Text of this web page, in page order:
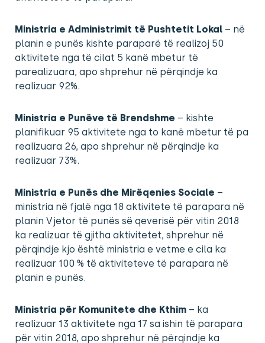
Ministria e Administrimit të Pushtetit Lokal – në
planin e punës kishte paraparë të realizoj 50
aktivitete nga të cilat 5 kanë mbetur të
parealizuara, apo shprehur në përqindje ka
realizuar 92%.
Ministria e Punëve të Brendshme – kishte
planifikuar 95 aktivitete nga to kanë mbetur të pa
realizuara 26, apo shprehur në përqindje ka
realizuar 73%.
Ministria e Punës dhe Mirëqenies Sociale –
ministria në fjalë nga 18 aktivitete të parapara në
planin Vjetor të punës së qeverisë për vitin 2018
ka realizuar të gjitha aktivitetet, shprehur në
përqindje kjo është ministria e vetme e cila ka
realizuar 100 % të aktiviteteve të parapara në
planin e punës.
Ministria për Komunitete dhe Kthim – ka
realizuar 13 aktivitete nga 17 sa ishin të parapara
për vitin 2018, apo shprehur në përqindje ka